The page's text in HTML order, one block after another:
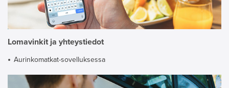
Lomavinkit ja yhteystiedot
Aurinkomatkat-sovelluksessa